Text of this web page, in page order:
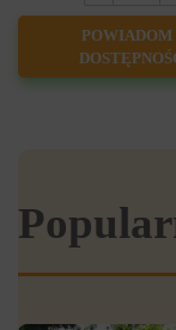
POWIADOM